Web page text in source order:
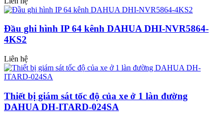
Đầu ghi hình IP 64 kênh DAHUA DHI-NVR5864-
4KS2
Liên hệ
Thiết bị giám sát tốc độ của xe ở 1 làn đường
DAHUA DH-ITARD-024SA